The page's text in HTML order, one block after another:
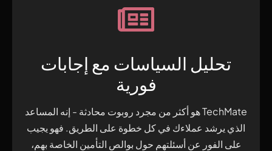
تحليل السياسات مع إجابات
فورية
TechMate هو أكثر من مجرد روبوت محادثة - إنه المساعد
الذي يرشد عملاءك في كل خطوة على الطريق. فهو يجيب
على الفور عن أسئلتهم حول بوالص التأمين الخاصة بهم،